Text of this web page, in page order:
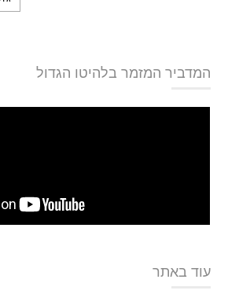
המדביר המזמר בלהיטו הגדול
עוד באתר